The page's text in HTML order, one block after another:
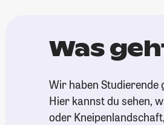
Was
Wir haben Studierende
Hier kannst du sehen,
oder